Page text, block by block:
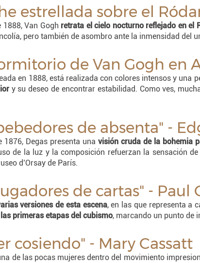
estrellada sobre el
1888, Van Gogh retrata el cielo nocturno reflejado en el
pero también de asombro ante la inmensidad del
de Van Gogh en
en 1888, está realizada con colores intensos y
y su deseo de encontrar estabilidad. Como ves,
de absenta" -
1876, Degas presenta unavisión cruda de la bohemia
de la luz y la composición refuerzan la sensación
d’Orsay de París.
de cartas" - Paul
versiones de esta escena, en las que representa a
primeras etapas del cubismo, marcando un punto de
cosiendo" - Mary Cassatt
de las pocas mujeres dentro del movimiento